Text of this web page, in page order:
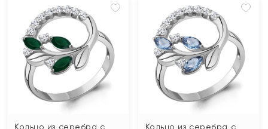
Кольцо из серебра с
Кольцо из серебра с